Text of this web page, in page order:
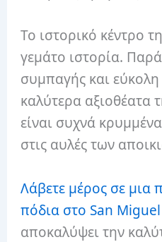
Το ιστορικό κέντρο
γεμάτο ιστορία. Παρά
συμπαγής και
καλύτερα αξιοθέατα
είναι συχνά
στις αυλές των
Λάβετε μέρος σε μια
πόδια στο San
αποκαλύψει την